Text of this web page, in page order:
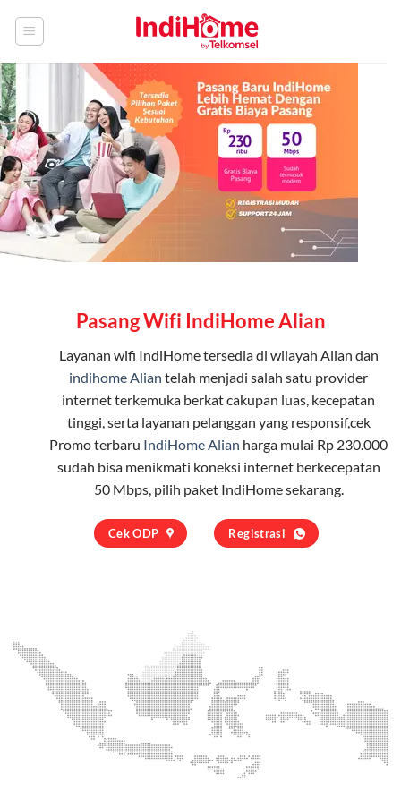
Pasang Wifi IndiHome Alian
Layanan wifi IndiHometersedia di wilayah Alian dan
indihome Alian telah menjadi salah satu provider
internet terkemuka berkat cakupan luas, kecepatan
tinggi, serta layanan pelanggan yang responsif,cek
Promo terbaru IndiHome Alian harga mulai Rp 230.000
sudah bisa menikmati koneksi internet berkecepatan
50 Mbps, pilih paket IndiHomesekarang.
Cek ODP Registrasi